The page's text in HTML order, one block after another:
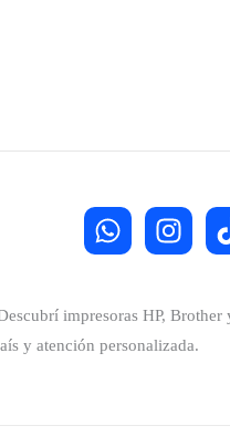
impresoras HP,
y atención personalizada.